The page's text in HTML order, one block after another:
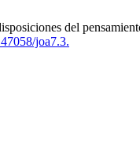
del
joa7.3.